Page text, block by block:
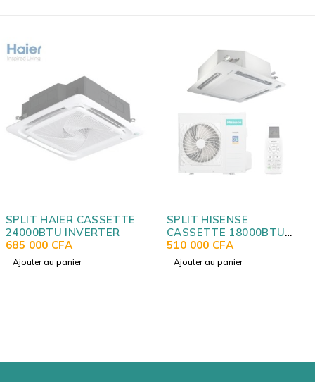
SPLIT HAIER CASSETTE
24000BTU INVERTER
685 000 CFA
Ajouter au panier
SPLIT HISENSE
CASSETTE 18000BTU
R410A SANS LIAISON
510 000 CFA
Ajouter au panier